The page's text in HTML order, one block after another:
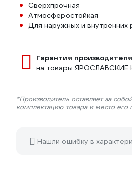
Сверхпрочная
Атмосферостойкая
Для наружных и внутренних
Гарантия производителя
на товары ЯРОСЛАВСКИЕ
*Производитель оставляет за
комплектацию товара и место его
Нашли ошибку в